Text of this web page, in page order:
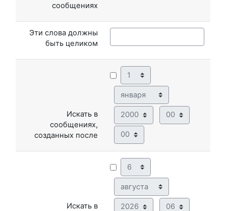
сообщениях
Эти слова должны
быть целиком
Искать в
сообщениях,
созданных после
День
Год Час
Минута
Искать в
День
Год Час